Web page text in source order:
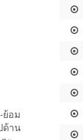
ย้อม
ด้าน